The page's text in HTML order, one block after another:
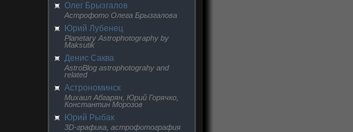
Олег Брызгалов
Астрофото Олега Брызгалова
Юрий Лубенец
Planetary Astrophotography by
Maksutik
Денис Саква
AstroBlog astrophotograhy and
related
Астрономинск
Михаил Абгарян, Юрий Горячко,
Константин Морозов
Юрий Рыбак
3D-графика, астрофотография